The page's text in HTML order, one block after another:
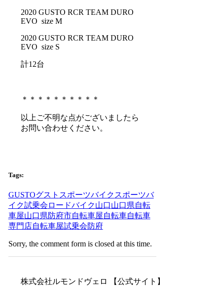
2020 GUSTO RCR TEAM DURO
EVO size M
2020 GUSTO RCR TEAM DURO
EVO size S
計12台
＊＊＊＊＊＊＊＊＊＊
以上ご不明な点がございましたら
お問い合わせください。
Tags:
GUSTOグスト スポーツバイク スポーツバ
イク試乗会 ロードバイク山口山口県自転
車屋山口県防府市自転車屋自転車自転車
専門店自転車屋試乗会防府
Sorry, the comment form is closed at this time.
株式会社ルモンドヴェロ 【公式サイト】